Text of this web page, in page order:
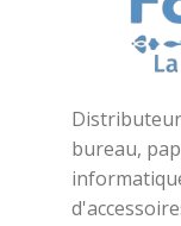
bureau,